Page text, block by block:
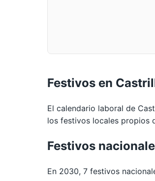
Festivos en
El calendario laboral de
los festivos locales propios
Festivos
En 2030, 7 festivos